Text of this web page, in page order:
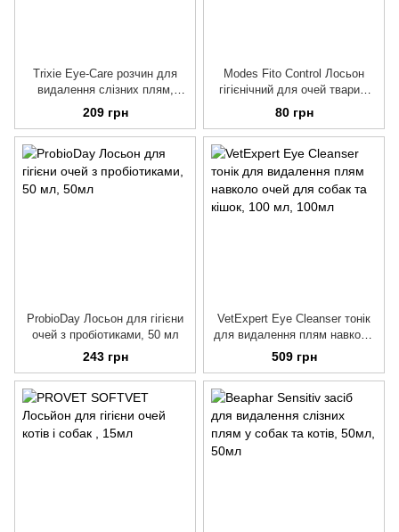
Trixie Eye-Care розчин для
видалення слізних плям,
50мл
209 грн
Modes Fito Control Лосьон
гігієнічний для очей тварин,
30 мл
80 грн
ProbioDay Лосьон для гігієни
очей з пробіотиками, 50 мл
243 грн
VetExpert Eye Cleanser тонік
для видалення плям навколо
очей для собак та кішок, 100
509 грн